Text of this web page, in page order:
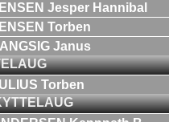
Jesper Hannibal
Torben
Janus
Torben